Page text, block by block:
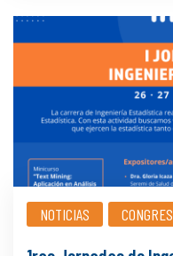
NOTICIAS